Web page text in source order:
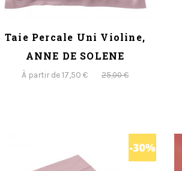
Taie Percale Uni Violine,
ANNE DE SOLENE
À partir de 17,50 € 25,00 €